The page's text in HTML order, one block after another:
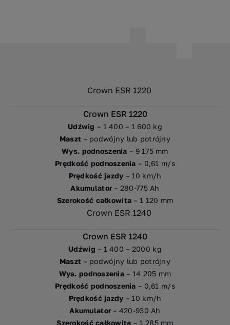
Crown ESR 1220
Udźwig – 1 400 – 1 600 kg
Maszt – podwójny lub potrójny
Wys. podnoszenia – 9 175 mm
Prędkość podnoszenia – 0,61 m/s
Prędkość jazdy – 10 km/h
Akumulator – 280-775 Ah
Szerokość całkowita – 1 120 mm
Crown ESR 1240
Udźwig – 1 400 – 2000 kg
Maszt – podwójny lub potrójny
Wys. podnoszenia – 14 205 mm
Prędkość podnoszenia – 0,61 m/s
Prędkość jazdy – 10 km/h
Akumulator – 420-930 Ah
Szerokość całkowita – 1 285 mm